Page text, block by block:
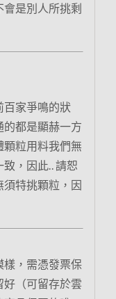
是別人所挑剩
百家爭鳴的狀
都是顯赫一方
粒用料我們無
，因此.. 請恕
特挑顆粒，因
樣，需憑發票保
（可留存於雲